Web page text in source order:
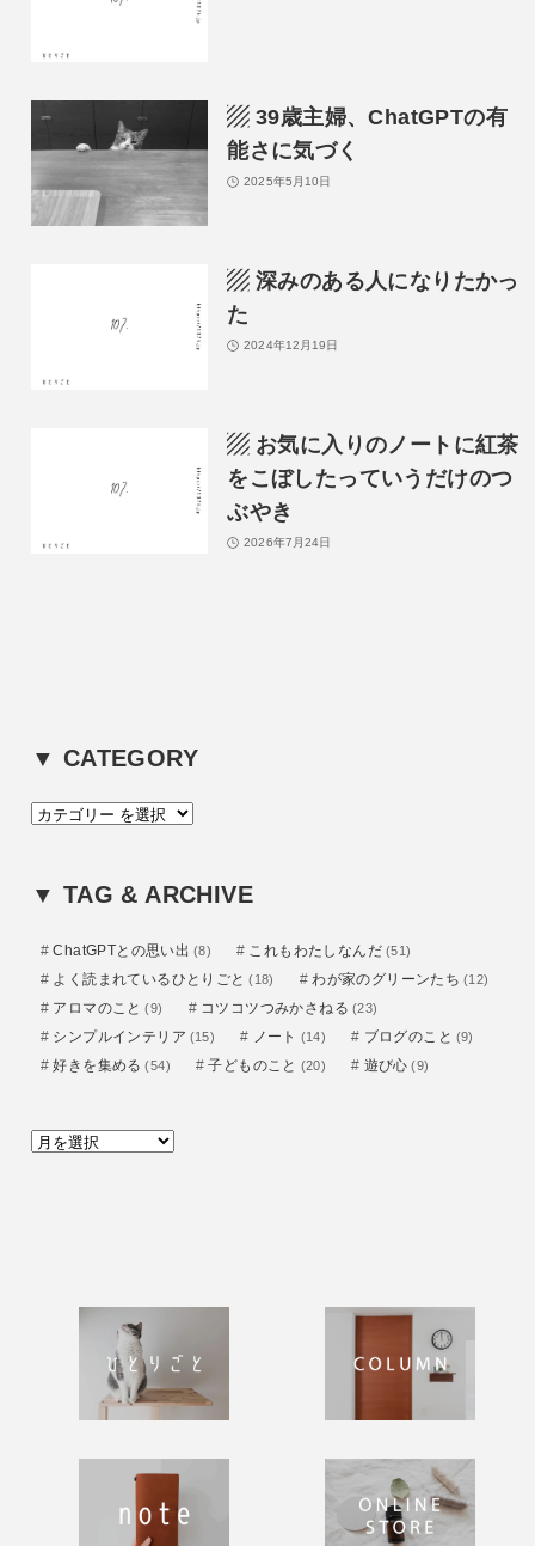
▨ 39歳主婦、ChatGPTの有
能さに気づく
2025年5月10日
▨ 深みのある人になりたかっ
た
2024年12月19日
▨ お気に入りのノートに紅茶
をこぼしたっていうだけのつ
ぶやき
2026年7月24日
▼ CATEGORY
カ
リ
▼ TAG & ARCHIVE
ChatGPTとの思い出 (8) これもわたしなんだ (51)
よく読まれているひとりごと (18) わが家のグリーンたち (12)
アロマのこと (9) コツコツつみかさねる (23)
シンプルインテリア (15) ノート (14) ブログのこと (9)
好きを集める (54) 子どものこと (20) 遊び心 (9)
ア